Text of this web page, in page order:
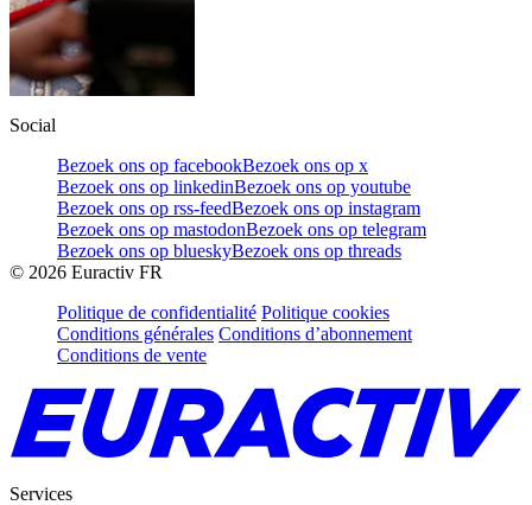
Social
Bezoek ons op facebookBezoek ons op x
Bezoek ons op linkedinBezoek ons op youtube
Bezoek ons op rss-feedBezoek ons op instagram
Bezoek ons op mastodonBezoek ons op telegram
Bezoek ons op blueskyBezoek ons op threads
© 2026 Euractiv FR
Politique de confidentialité Politique cookies
Conditions générales Conditions d’abonnement
Conditions de vente
Services